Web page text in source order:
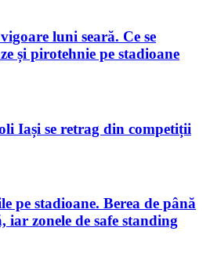
luni seară. Ce se
și pirotehnie pe stadioane
Iași se retrag din competiții
pe stadioane. Berea de până
iar zonele de safe standing